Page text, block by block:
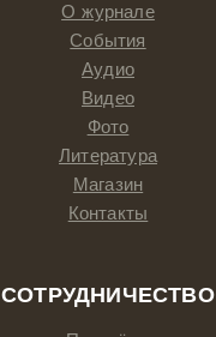
О журнале
События
Аудио
Видео
Фото
Литература
Магазин
Контакты
СОТРУДНИЧЕСТВО